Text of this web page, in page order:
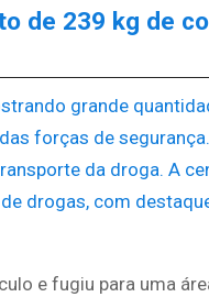
de 239 kg de
e fugiu para uma